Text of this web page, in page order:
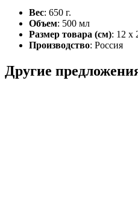
Вес: 650 г.
Объем: 500 мл
Размер товара (см): 12 х
Производство: Россия
Другие